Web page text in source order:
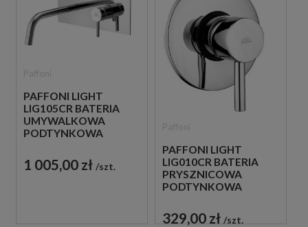
PAFFONI LIGHT
LIG105CR BATERIA
UMYWALKOWA
PODTYNKOWA
CHROM
1 005,00 zł szt.
PAFFONI LIGHT
LIG010CR BATERIA
PRYSZNICOWA
PODTYNKOWA
CHROM
329,00 zł szt.